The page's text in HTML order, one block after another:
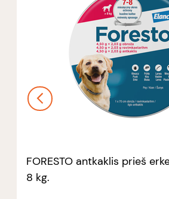
FORESTO antkaklis prieš
8 kg.